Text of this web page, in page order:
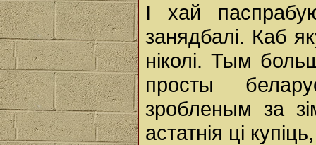
І хай
занядбалі. Каб
ніколі. Тым
просты
зробленым за
астатнія ці